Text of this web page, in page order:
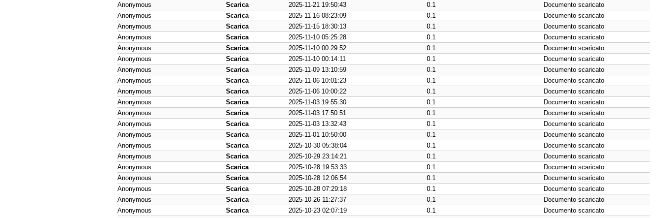
Anonymous
Scarica 2025-11-21 19:50:43 0.1
Documento scaricato
Anonymous
Scarica 2025-11-16 08:23:09 0.1
Documento scaricato
Anonymous
Scarica 2025-11-15 18:30:13 0.1
Documento scaricato
Anonymous
Scarica 2025-11-10 05:25:28 0.1
Documento scaricato
Anonymous
Scarica 2025-11-10 00:29:52 0.1
Documento scaricato
Anonymous
Scarica 2025-11-10 00:14:11 0.1
Documento scaricato
Anonymous
Scarica 2025-11-09 13:10:59 0.1
Documento scaricato
Anonymous
Scarica 2025-11-06 10:01:23 0.1
Documento scaricato
Anonymous
Scarica 2025-11-06 10:00:22 0.1
Documento scaricato
Anonymous
Scarica 2025-11-03 19:55:30 0.1
Documento scaricato
Anonymous
Scarica 2025-11-03 17:50:51 0.1
Documento scaricato
Anonymous
Scarica 2025-11-03 13:32:43 0.1
Documento scaricato
Anonymous
Scarica 2025-11-01 10:50:00 0.1
Documento scaricato
Anonymous
Scarica 2025-10-30 05:38:04 0.1
Documento scaricato
Anonymous
Scarica 2025-10-29 23:14:21 0.1
Documento scaricato
Anonymous
Scarica 2025-10-28 19:53:33 0.1
Documento scaricato
Anonymous
Scarica 2025-10-28 12:06:54 0.1
Documento scaricato
Anonymous
Scarica 2025-10-28 07:29:18 0.1
Documento scaricato
Anonymous
Scarica 2025-10-26 11:27:37 0.1
Documento scaricato
Anonymous
Scarica 2025-10-23 02:07:19 0.1
Documento scaricato